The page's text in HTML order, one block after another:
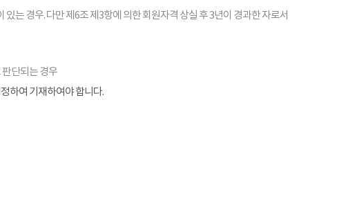
는 경우. 다만 제6조 제3항에 의한 회원자격 상실 후 3년이 경과한 자로서
단되는 경우
하여 기재하여야 합니다.